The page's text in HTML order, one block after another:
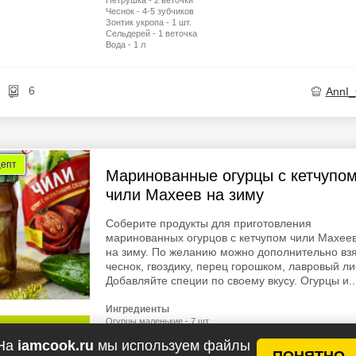
iamcook.ru мы используем файлы
Чеснок - 4-5 зубчиков
Зонтик укропа - 1 шт.
Сельдерей - 1 веточка
Вода - 1 л
6
Маринованные огурцы с
чили Махеев на зиму
Соберите продукты для приготовления
маринованных огурцов с кетчупом чили
на зиму. По желанию можно дополнительно
чеснок, гвоздику, перец горошком, лавровый
Добавляйте специи по своему вкусу. Огурцы
Ингредиенты
Огурцы маленькие - 7 шт.
Сахар - 1 ст.л.